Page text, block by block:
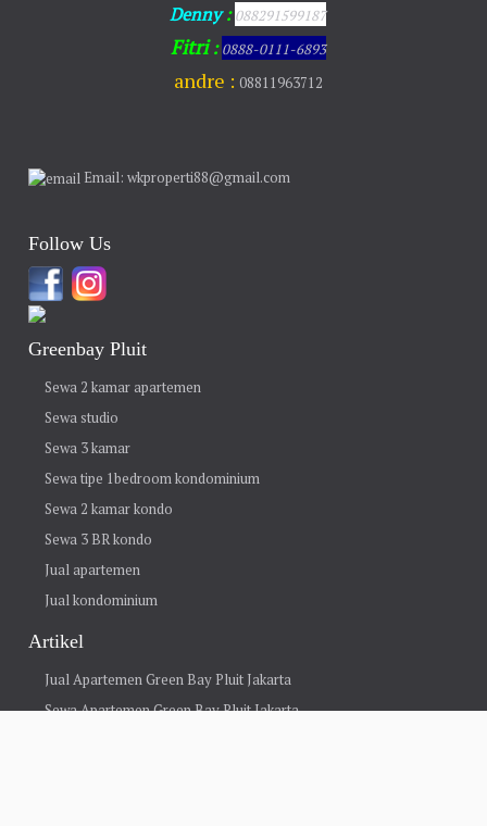
Denny:088291599187
Fitri:0888-0111-6893
andre : 08811963712
Email: wkproperti88@gmail.com
Follow Us
Greenbay Pluit
Sewa 2 kamar apartemen
Sewa studio
Sewa 3 kamar
Sewa tipe 1bedroom kondominium
Sewa 2 kamar kondo
Sewa 3 BR kondo
Jual apartemen
Jual kondominium
Artikel
Jual Apartemen Green Bay Pluit Jakarta
Sewa Apartemen Green Bay Pluit Jakarta